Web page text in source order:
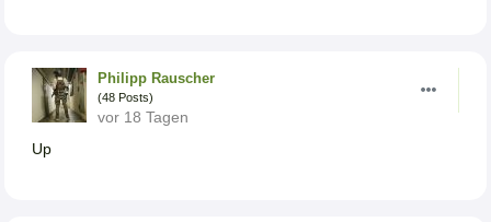
Philipp Rauscher
(48 Posts)
vor 18 Tagen
Up